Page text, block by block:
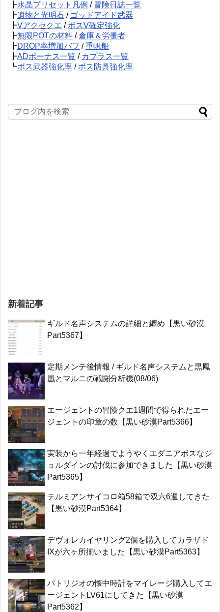
┣水晶プリセット凡例 / 冒険日誌一覧
┣遺物と光明石 / ゴッドアイド武器
┣Vアクセクエ / ボスV確定強化
┣無限POTの材料 /倉庫＆労働者
┣DROP率増加バフ /重帆船
┣ADボーナス一覧 / カプラス一覧
┗ボス武器強化率 / ボス防具強化率
新着記事
ギルド名声システムの詳細と纏め【黒い砂漠
Part5367】
定期メンテ後情報 / ギルド名声システムと黒鳳
凰とマルニの戦闘分析機(08/06)
エージェントの冒険クエ1週間で得られたエー
ジェントの印章の数【黒い砂漠Part5366】
実装から一年経過でようやくエダニアボスなジ
ョルダインの討伐に参加できました【黒い砂漠
Part5365】
テルミアンサイコロ箱58箱で双六6週してきた
【黒い砂漠Part5364】
デヴォレカイヤリング2個を購入してカラザド
IXが六ヶ所揃いました【黒い砂漠Part5363】
パトリジオの懐中時計をマイレージ購入してエ
ージェントLV61にしてきた【黒い砂漠
Part5362】